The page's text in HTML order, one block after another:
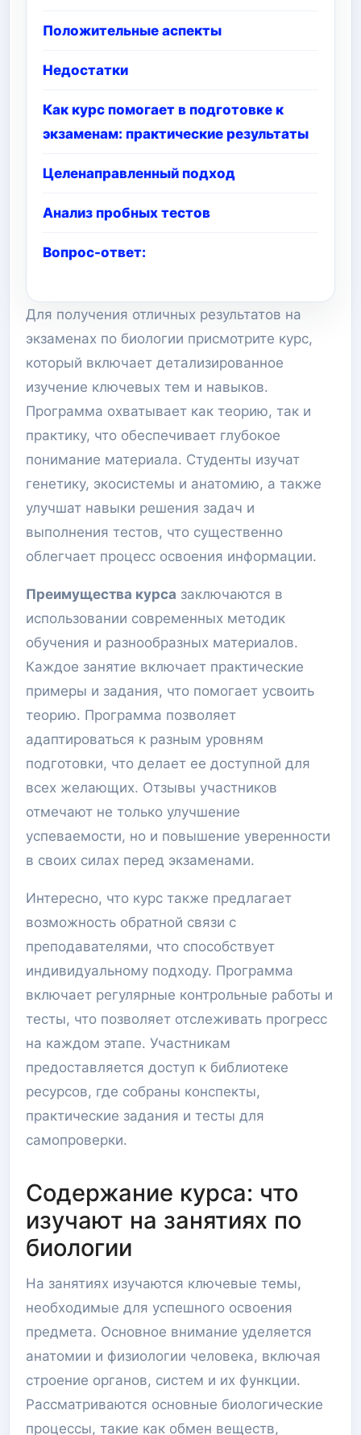
Положительные аспекты
Недостатки
Как курс помогает в подготовке к
экзаменам: практические результаты
Целенаправленный подход
Анализ пробных тестов
Вопрос-ответ:
Для получения отличных результатов на
экзаменах по биологии присмотрите курс,
который включает детализированное
изучение ключевых тем и навыков.
Программа охватывает как теорию, так и
практику, что обеспечивает глубокое
понимание материала. Студенты изучат
генетику, экосистемы и анатомию, а также
улучшат навыки решения задач и
выполнения тестов, что существенно
облегчает процесс освоения информации.
Преимущества курса заключаются в
использовании современных методик
обучения и разнообразных материалов.
Каждое занятие включает практические
примеры и задания, что помогает усвоить
теорию. Программа позволяет
адаптироваться к разным уровням
подготовки, что делает ее доступной для
всех желающих. Отзывы участников
отмечают не только улучшение
успеваемости, но и повышение уверенности
в своих силах перед экзаменами.
Интересно, что курс также предлагает
возможность обратной связи с
преподавателями, что способствует
индивидуальному подходу. Программа
включает регулярные контрольные работы и
тесты, что позволяет отслеживать прогресс
на каждом этапе. Участникам
предоставляется доступ к библиотеке
ресурсов, где собраны конспекты,
практические задания и тесты для
самопроверки.
Содержание курса: что
изучают на занятиях по
биологии
На занятиях изучаются ключевые темы,
необходимые для успешного освоения
предмета. Основное внимание уделяется
анатомии и физиологии человека, включая
строение органов, систем и их функции.
Рассматриваются основные биологические
процессы, такие как обмен веществ,